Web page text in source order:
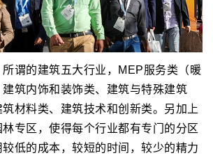
的建筑五大行业，MEP服务类（暖
筑内饰和装饰类、建筑与特殊建筑
材料类、建筑技术和创新类。另加上
专区，使得每个行业都有专门的分区
低的成本，较短的时间，较少的精力